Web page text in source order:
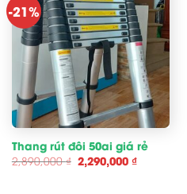
-21%
Thang rút đôi 50ai giá rẻ
2,890,000₫ Giá
gốc
2,290,000 ₫Giá
hiện